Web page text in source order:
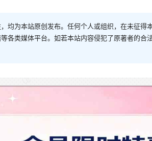
均为本站原创发布。任何个人或组织，在未征得
各类媒体平台。如若本站内容侵犯了原著者的合